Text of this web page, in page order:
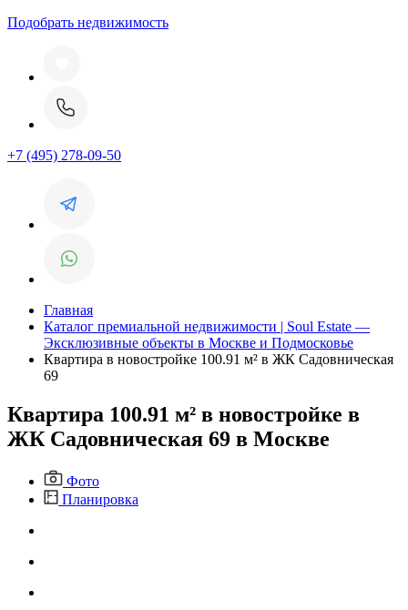
Подобрать недвижимость
+7 (495) 278-09-50
Главная
Каталог премиальной недвижимости | Soul Estate —
Эксклюзивные объекты в Москве и Подмосковье
Квартира в новостройке 100.91 м² в ЖК Садовническая
69
Квартира 100.91 м² в новостройке в
ЖК Садовническая 69 в Москве
Фото
Планировка